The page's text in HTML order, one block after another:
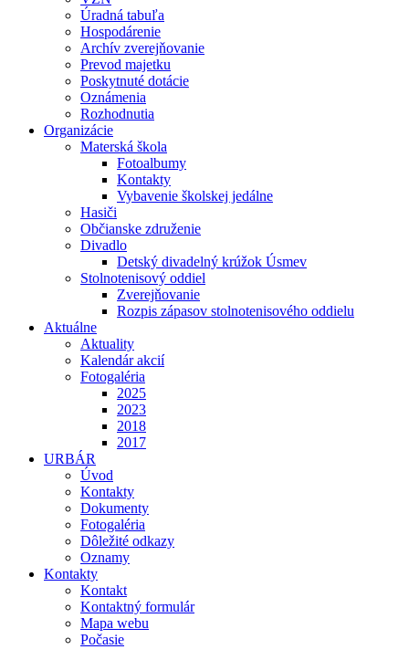
Úradná tabuľa
Hospodárenie
Archív zverejňovanie
Prevod majetku
Poskytnuté dotácie
Oznámenia
Rozhodnutia
Organizácie
Materská škola
Fotoalbumy
Kontakty
Vybavenie školskej jedálne
Hasiči
Občianske združenie
Divadlo
Detský divadelný krúžok Úsmev
Stolnotenisový oddiel
Zverejňovanie
Rozpis zápasov stolnotenisového oddielu
Aktuálne
Aktuality
Kalendár akcií
Fotogaléria
2025
2023
2018
2017
URBÁR
Úvod
Kontakty
Dokumenty
Fotogaléria
Dôležité odkazy
Oznamy
Kontakty
Kontakt
Kontaktný formulár
Mapa webu
Počasie